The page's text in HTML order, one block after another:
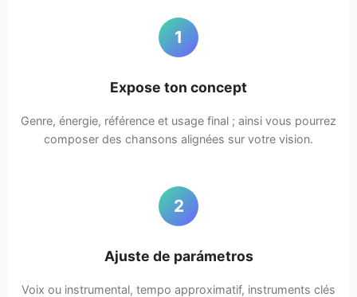
1
Expose ton concept
Genre, énergie, référence et usage final ; ainsi vous pourrez
composer des chansons alignées sur votre vision.
2
Ajuste de parámetros
Voix ou instrumental, tempo approximatif, instruments clés